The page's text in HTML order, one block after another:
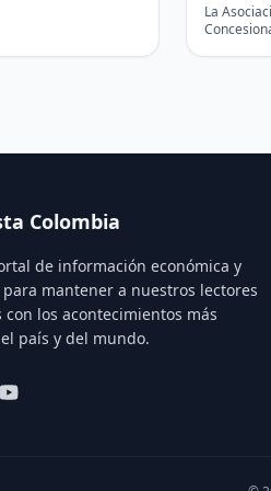
entidad
La
Colombia
de información económica y
mantener a nuestros lectores
con los acontecimientos más
país y del mundo.